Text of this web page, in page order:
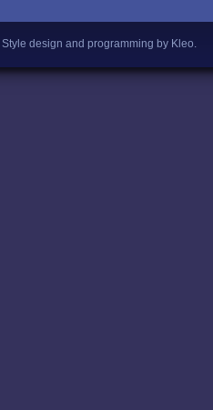
Style design and programming by Kleo.